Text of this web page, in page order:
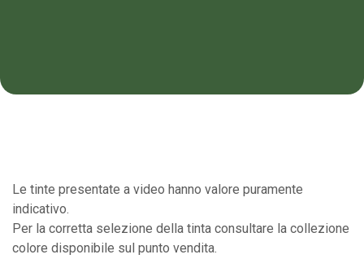
Le tinte presentate a video hanno valore puramente
indicativo.
Per la corretta selezione della tinta consultare la collezione
colore disponibile sul punto vendita.